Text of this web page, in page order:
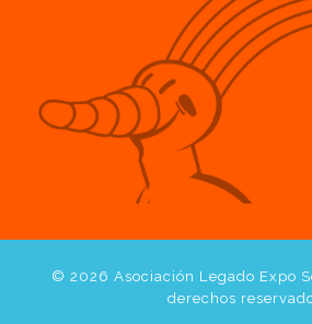
© 2026 Asociación Legado Expo
derechos